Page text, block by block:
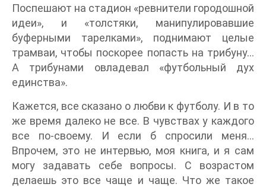
Поспешают на стадион «ревнители городошной
идеи», и «толстяки, манипулировавшие
буферными тарелками», поднимают целые
трамваи, чтобы поскорее попасть на трибуну…
А трибунами овладевал «футбольный дух
единства».
Кажется, все сказано о любви к футболу. И в то
же время далеко не все. В чувствах у каждого
все по-своему. И если б спросили меня…
Впрочем, это не интервью, моя книга, и я сам
могу задавать себе вопросы. С возрастом
делаешь это все чаще и чаще. Что же такое